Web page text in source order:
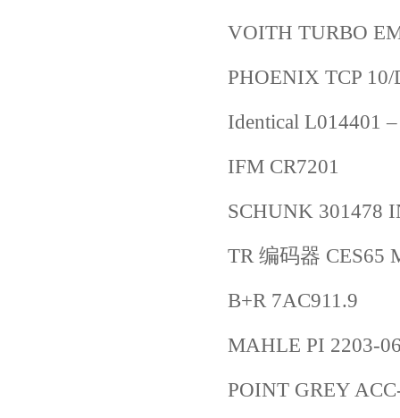
VOITH TURBO
PHOENIX TCP
Identical L014401
IFM CR7201
SCHUNK 301478
TR 编码器 CES65
B+R 7AC911.9
MAHLE PI
POINT GREY